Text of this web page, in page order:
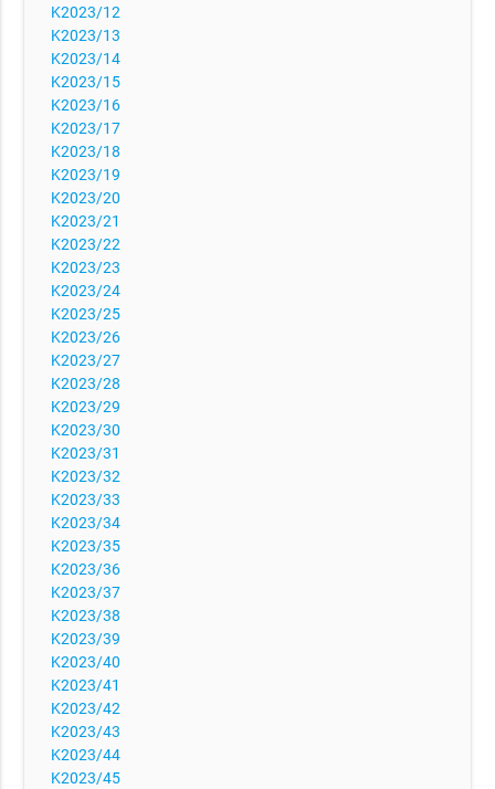
K2023/12
K2023/13
K2023/14
K2023/15
K2023/16
K2023/17
K2023/18
K2023/19
K2023/20
K2023/21
K2023/22
K2023/23
K2023/24
K2023/25
K2023/26
K2023/27
K2023/28
K2023/29
K2023/30
K2023/31
K2023/32
K2023/33
K2023/34
K2023/35
K2023/36
K2023/37
K2023/38
K2023/39
K2023/40
K2023/41
K2023/42
K2023/43
K2023/44
K2023/45